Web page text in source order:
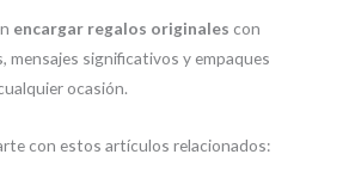
encargar regalos originales con
mensajes significativos y empaques
ocasión.
con estos artículos relacionados: